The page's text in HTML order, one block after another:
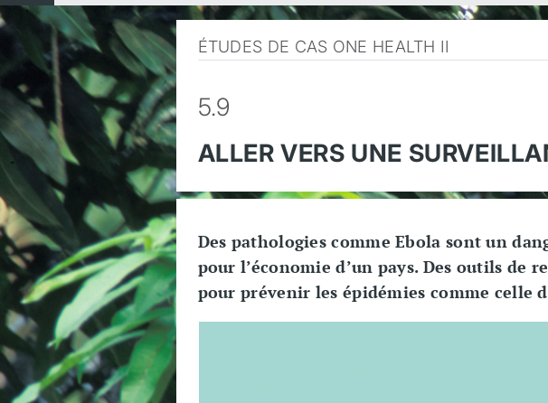
ÉTUDES DE CAS ONE HEALTH II
5.9
ALLER VERS UNE
Des pathologies comme Ebola sont un
pour l’économie d’un pays. Des outils de
pour prévenir les épidémies comme celle